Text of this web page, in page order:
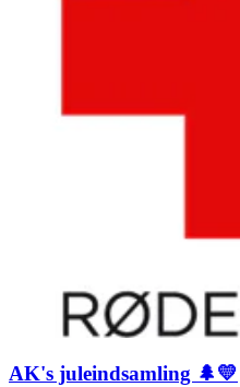
AK's juleindsamling 🌲💛